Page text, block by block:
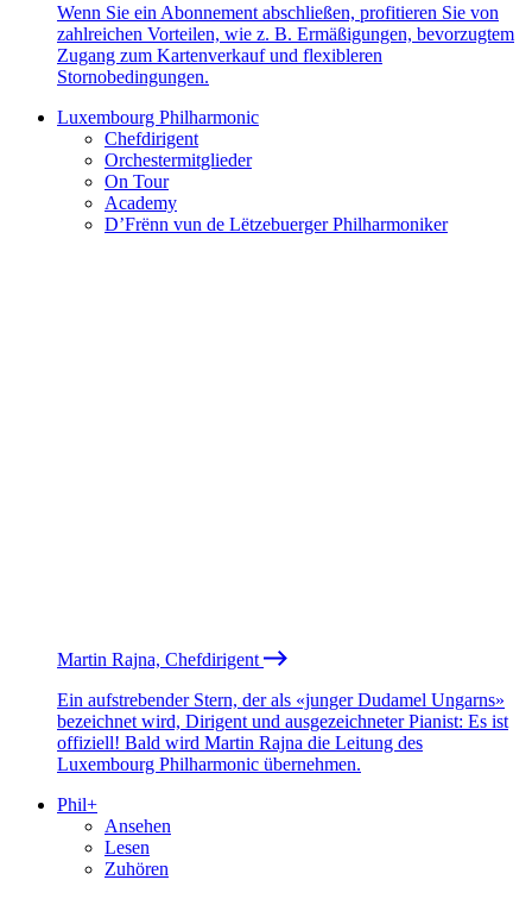
Wenn Sie ein Abonnement abschließen, profitieren Sie von
zahlreichen Vorteilen, wie z. B. Ermäßigungen, bevorzugtem
Zugang zum Kartenverkauf und flexibleren
Stornobedingungen.
Luxembourg Philharmonic
Chefdirigent
Orchestermitglieder
On Tour
Academy
D’Frënn vun de Lëtzebuerger Philharmoniker
Martin Rajna, Chefdirigent
Ein aufstrebender Stern, der als «junger Dudamel Ungarns»
bezeichnet wird, Dirigent und ausgezeichneter Pianist: Es ist
offiziell! Bald wird Martin Rajna die Leitung des
Luxembourg Philharmonic übernehmen.
Phil+
Ansehen
Lesen
Zuhören